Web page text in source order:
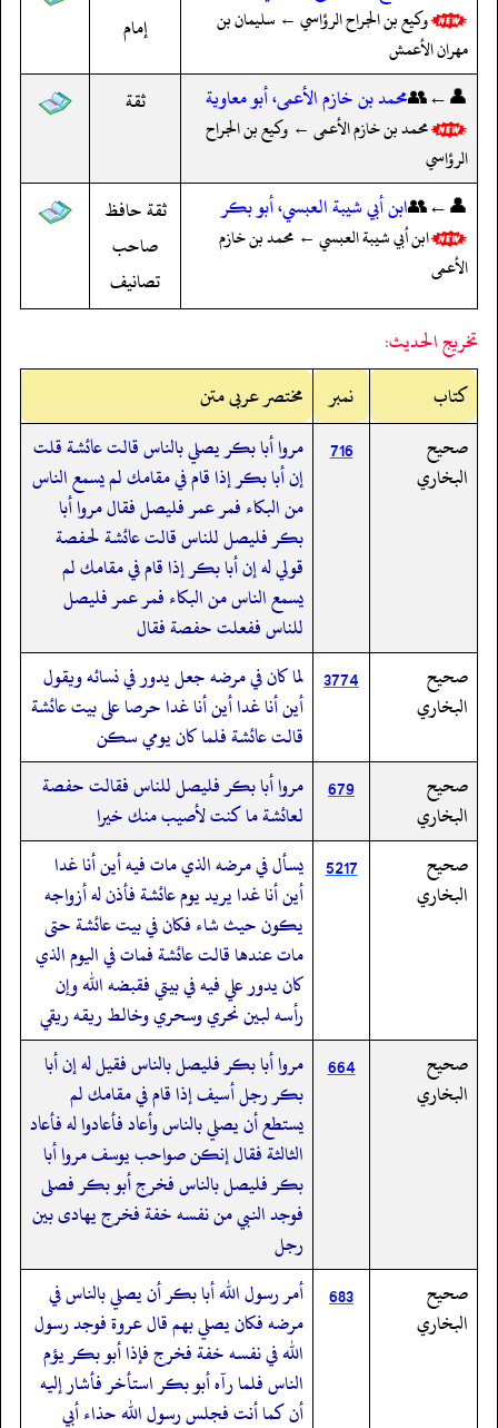
وكيع بن الجراح الرؤاسي ← سليمان بن
مهران الأعمش
إمام
👤←👥محمد بن خازم الأعمى، أبو معاوية
محمد بن خازم الأعمى ← وكيع بن الجراح
الرؤاسي
ثقة
👤←👥ابن أبي شيبة العبسي، أبو بكر
ابن أبي شيبة العبسي ← محمد بن خازم
الأعمى
ثقة حافظ
صاحب
تصانيف
تخريج الحديث:
کتاب
نمبر
مختصر عربی متن
صحيح
البخاري
716
مروا أبا بكر يصلي بالناس قالت عائشة قلت
إن أبا بكر إذا قام في مقامك لم يسمع الناس
من البكاء فمر عمر فليصل فقال مروا أبا
بكر فليصل للناس قالت عائشة لحفصة
قولي له إن أبا بكر إذا قام في مقامك لم
يسمع الناس من البكاء فمر عمر فليصل
للناس ففعلت حفصة فقال
صحيح
البخاري
3774 لما كان في مرضه جعل يدور في نسائه ويقول
أين أنا غدا أين أنا غدا حرصا على بيت عائشة
قالت عائشة فلما كان يومي سكن
صحيح
البخاري
679
مروا أبا بكر فليصل للناس فقالت حفصة
لعائشة ما كنت لأصيب منك خيرا
صحيح
البخاري
5217
يسأل في مرضه الذي مات فيه أين أنا غدا
أين أنا غدا يريد يوم عائشة فأذن له أزواجه
يكون حيث شاء فكان في بيت عائشة حتى
مات عندها قالت عائشة فمات في اليوم الذي
كان يدور علي فيه في بيتي فقبضه الله وإن
رأسه لبين نحري وسحري وخالط ريقه ريقي
صحيح
البخاري
664
مروا أبا بكر فليصل بالناس فقيل له إن أبا
بكر رجل أسيف إذا قام في مقامك لم
يستطع أن يصلي بالناس وأعاد فأعادوا له فأعاد
الثالثة فقال إنكن صواحب يوسف مروا أبا
بكر فليصل بالناس فخرج أبو بكر فصلى
فوجد النبي من نفسه خفة فخرج يهادى بين
رجل
صحيح
البخاري
683
أمر رسول الله أبا بكر أن يصلي بالناس في
مرضه فكان يصلي بهم قال عروة فوجد رسول
الله في نفسه خفة فخرج فإذا أبو بكر يؤم
الناس فلما رآه أبو بكر استأخر فأشار إليه
أن كما أنت فجلس رسول الله حذاء أبي